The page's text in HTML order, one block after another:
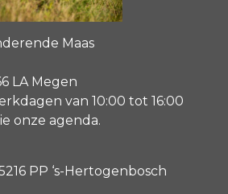
Maas
LA Megen
van 10:00 tot 16:00
onze agenda.
PP ‘s-Hertogenbosch